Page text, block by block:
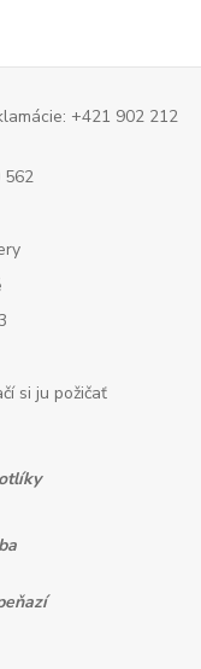
+421 902 212
562
si ju požičať